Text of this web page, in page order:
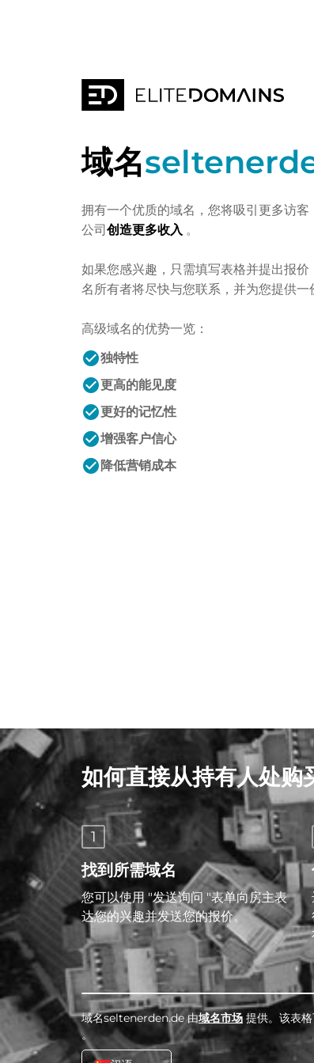
域名
拥有一个优质的域名，您将吸引更多访客
公司创造更多收入 。
如果您感兴趣，只需填写表格并提出报
名所有者将尽快与您联系，并为您提供一
高级域名的优势一览：
check_circle独特性
check_circle更高的能见度
check_circle更好的记忆性
check_circle增强客户信心
check_circle 降低营销成本
如何直接从持有人处购
1
找到所需域名
您可以使用 "发送询问 "表单向房主表
达您的兴趣并发送您的报价。
域名seltenerden.de 由域名市场 提供。该表
。